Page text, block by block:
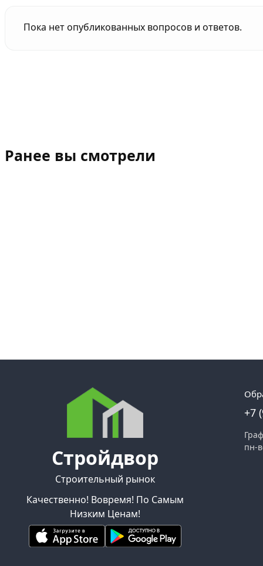
Пока нет опубликованных вопросов и ответов.
Ранее вы смотрели
Стройдвор
Строительный рынок
Качественно! Вовремя! По Самым
Низким Ценам!
+7
пн-